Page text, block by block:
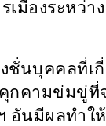
มืองระหว่าง
ชั่นบุคคลที่เ
กคามข่มขู่ที่
อันมีผลทำใ